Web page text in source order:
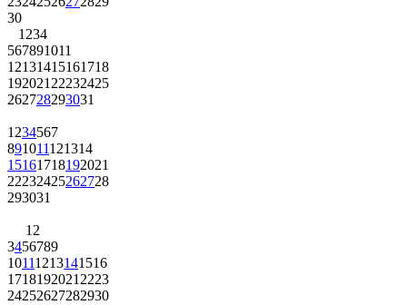
30
1 234
567891011
12131415161718
192021 22232425
262728293031
1 234567
891011121314
15161718192021
22232425262728
293031
1 2
3456789
10111213141516
1718192021 2223
24252627282930